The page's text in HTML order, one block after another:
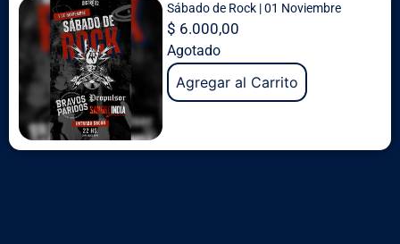
Sábado de Rock | 01 Noviembre
$ 6.000,00
Agotado
Agregar al Carrito